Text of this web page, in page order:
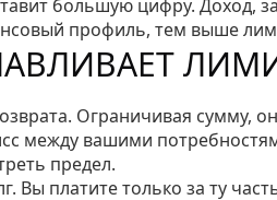
большую цифру. Доход,
профиль, тем выше
Ограничивая сумму,
между вашими
предел.
Вы платите только за ту